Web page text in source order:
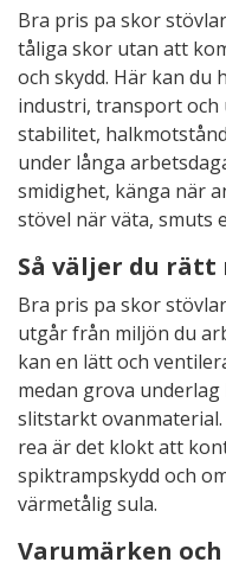
Bra pris pa skor
tåliga skor utan att
och skydd. Här kan du
industri, transport och
stabilitet,
under långa
smidighet, känga när
stövel när väta, smuts
Så väljer du rätt
Bra pris pa skor
utgår från miljön du
kan en lätt och
medan grova
slitstarkt
rea är det klokt att
spiktrampskydd och
värmetålig sula.
Varumärken